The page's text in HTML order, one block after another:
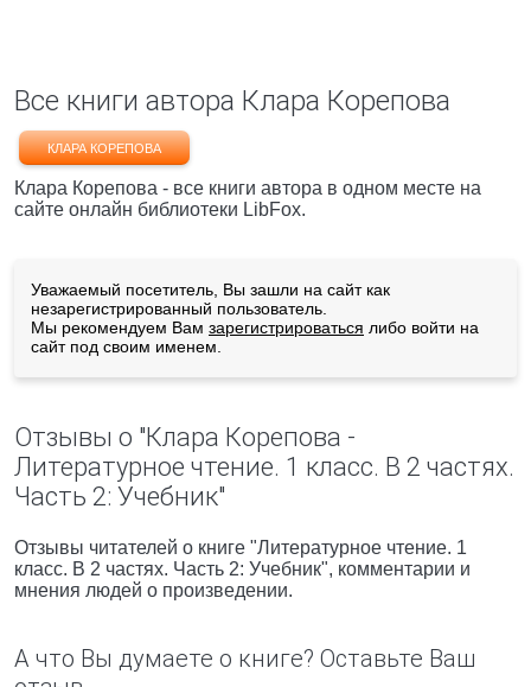
Все книги автора Клара Корепова
КЛАРА КОРЕПОВА
Клара Корепова - все книги автора в одном месте на
сайте онлайн библиотеки LibFox.
Уважаемый посетитель, Вы зашли на сайт как
незарегистрированный пользователь.
Мы рекомендуем Вам зарегистрироваться либо войти на
сайт под своим именем.
Отзывы о "Клара Корепова -
Литературное чтение. 1 класс. В 2 частях.
Часть 2: Учебник"
Отзывы читателей о книге "Литературное чтение. 1
класс. В 2 частях. Часть 2: Учебник", комментарии и
мнения людей о произведении.
А что Вы думаете о книге? Оставьте Ваш